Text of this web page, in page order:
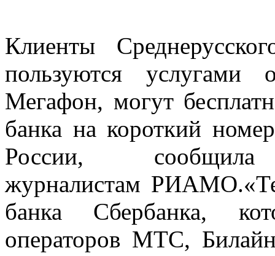
Клиенты
пользуются
Мегафон, могут
банка на короткий
России,
журналистам
банка Сбербанка,
операторов МТС,